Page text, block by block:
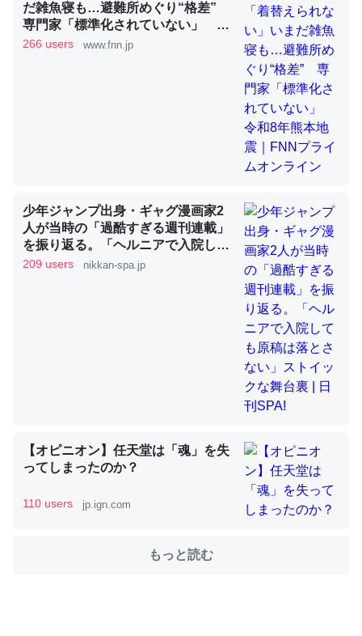
─ニュース :: 【研究発表】昆虫学の大問題＝「昆虫はなぜ海にいな
いのか」に関する新仮説
論文では「淡水はカルシウムも酸素も不足してて両方に不
利だから両方が拮抗してるのでは」とあって面白い。海に
いる鋏角類（カブトガニ・ウミグモ）はカルシウムを使わ
─ニュース :: 【研究発表】昆虫学の大問題＝「昆虫はなぜ海にいな
いのか」に関する新仮説
これを元に考えるとカルシウムを大量に使う脊椎動物と貝
類は苦労してるんだな…。腹足類だと殻を無くしてナメク
─ニュース :: 【研究発表】昆虫学の大問題＝「昆虫はなぜ海にいな
ウチもEchoを実家に置いて４年。でたまに覗いてる。ぼ
位置情報を共有してる。電池残量や充電中かが分かるので
だ雑魚寝も…避難所めぐり“格差”
専門家「標準化されていない」 令
和8年熊本地震｜FNNプライムオン
266 users www.fnn.jp
少年ジャンプ出身・ギャグ漫画家2
人が当時の「過酷すぎる週刊連載」
を振り返る。「ヘルニアで入院して
も原稿は落とさない」ストイックな
209 users nikkan-spa.jp
【オピニオン】任天堂は「魂」を失
ってしまったのか？
110 users jp.ign.com
もっと読む